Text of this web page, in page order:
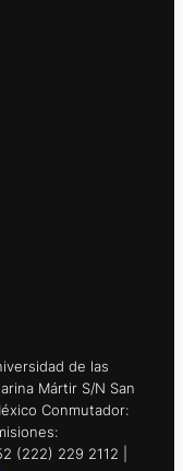
de las
Mártir S/N San
Conmutador:
(222) 229 2112 |